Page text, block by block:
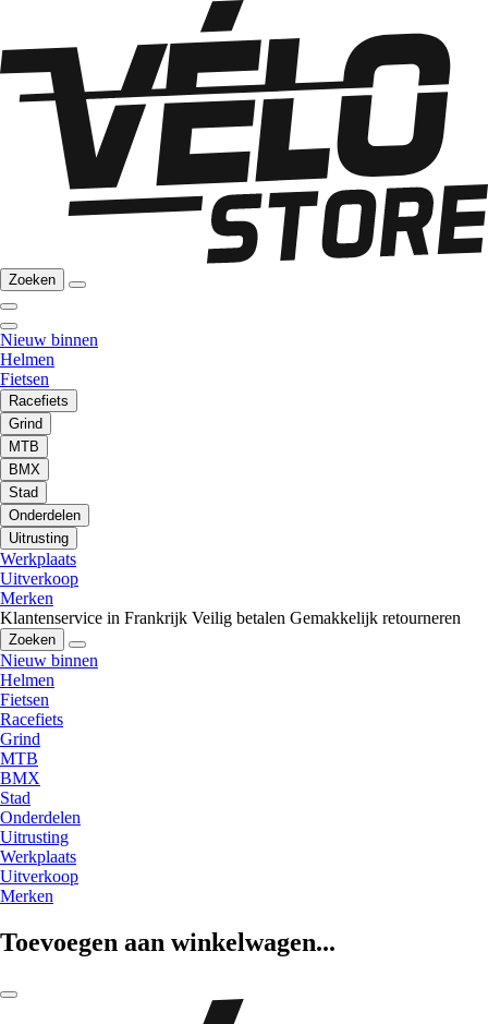
Zoeken
Nieuw binnen
Helmen
Fietsen
Racefiets
Grind
MTB
BMX
Stad
Onderdelen
Uitrusting
Werkplaats
Uitverkoop
Merken
Klantenservice in Frankrijk Veilig betalen Gemakkelijk retourneren
Zoeken
Nieuw binnen
Helmen
Fietsen
Racefiets
Grind
MTB
BMX
Stad
Onderdelen
Uitrusting
Werkplaats
Uitverkoop
Merken
Toevoegen aan winkelwagen...